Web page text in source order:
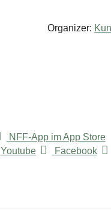
Organizer:
NFF-App im App Store
Youtube Facebook